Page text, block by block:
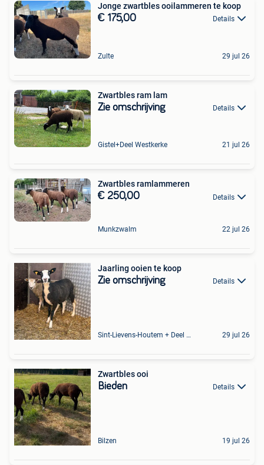
Jonge zwartbles ooilammeren te koop
€ 175,00 Details
Zulte 29 jul 26
Zwartbles ram lam
Zie omschrijving Details
Gistel+Deel Westkerke 21 jul 26
Zwartbles ramlammeren
€ 250,00 Details
Munkzwalm 22 jul 26
Jaarling ooien te koop
Zie omschrijving Details
Sint-Lievens-Houtem + Deel Oombergen 29 jul 26
Zwartbles ooi
Bieden Details
Bilzen 19 jul 26